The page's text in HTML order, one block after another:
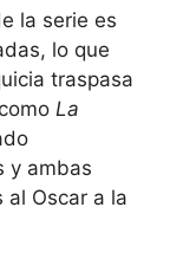
la serie es
lo que
traspasa
La
y ambas
al Oscar a la